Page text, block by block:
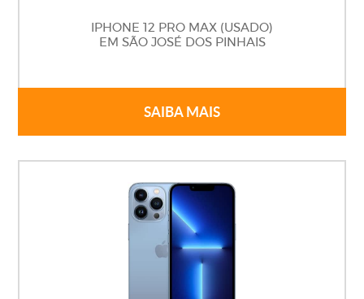
IPHONE 12 PRO MAX (USADO)
EM SÃO JOSÉ DOS PINHAIS
SAIBA MAIS